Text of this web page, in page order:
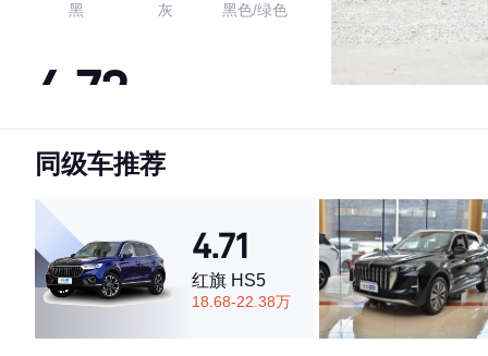
黑 灰 黑色/绿色
4.72
·外观表现较为优秀，优于70%同级车
·空间表现一般，低于84%同级车
同级车推荐
4.71
红旗 HS5
18.68-22.38万